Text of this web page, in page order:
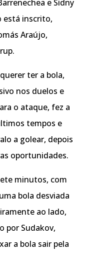
e Sidny
está inscrito,
Araújo,
ter a bola,
nos duelos e
o ataque, fez a
tempos e
a golear, depois
oportunidades.
minutos, com
bola desviada
ao lado,
por Sudakov,
a bola sair pela